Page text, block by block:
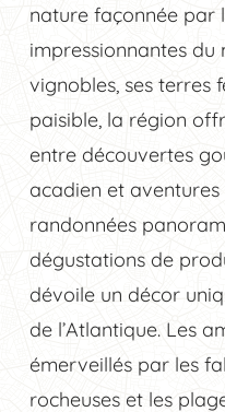
nature façonnée par
impressionnantes du
vignobles, ses terres
paisible, la région
entre découvertes
acadien et aventures
randonnées
dégustations de
dévoile un décor
de l’Atlantique. Les
émerveillés par les
rocheuses et les